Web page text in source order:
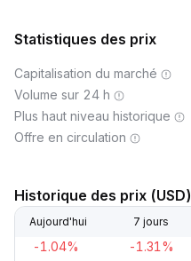
Statistiques des prix
Capitalisation du marché
Volume sur 24 h
Plus haut niveau historique
Offre en circulation
Historique des prix (USD)
Aujourd'hui 7 jours
-1.04% -1.31%